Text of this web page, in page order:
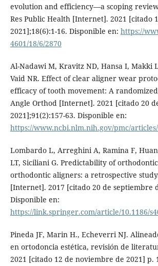
evolution and efficiency—a scoping
Res Public Health [Internet]. 2021 [citado
2021];18(6):1-16. Disponible en: https://
4601/18/6/2870
Al-Nadawi M, Kravitz ND, Hansa I, Makki
Vaid NR. Effect of clear aligner wear
efficacy of tooth movement: A
Angle Orthod [Internet]. 2021 [citado 20
2021];91(2):157-63. Disponible en:
https://www.ncbi.nlm.nih.gov/pmc/articles/
Lombardo L, Arreghini A, Ramina F,
LT, Siciliani G. Predictability of
orthodontic aligners: a retrospective
[Internet]. 2017 [citado 20 de septiembre
Disponible en:
https://link.springer.com/article/10.1186/
Pineda JF, Marin H., Echeverri NJ.
en ortodoncia estética, revisión de
2021 [citado 12 de noviembre de 2021] p.